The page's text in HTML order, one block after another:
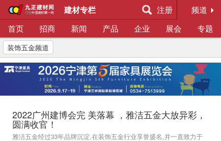
建材专栏 注册
频道
首页
招商 新闻 产品 企业 展会 专题
装饰五金频道
2022广州建博会完 美落幕 ，雅洁五金大放异彩，
圆满收官！
雅洁五金经过33年品牌沉淀,在装饰五金行业享誉盛名,并一直致力于